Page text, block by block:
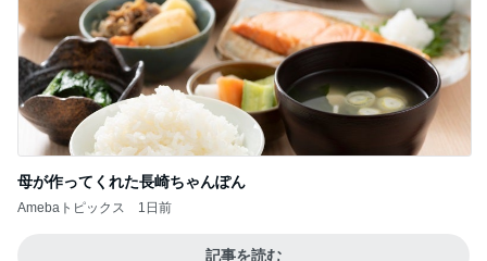
母が作ってくれた長崎ちゃんぽん
Amebaトピックス 1日前
記事を読む